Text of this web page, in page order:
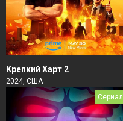
Крепкий Харт 2
2024, США
Сериал